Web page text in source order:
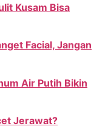
Kusam Bisa
Facial, Jangan
Air Putih Bikin
Jerawat?